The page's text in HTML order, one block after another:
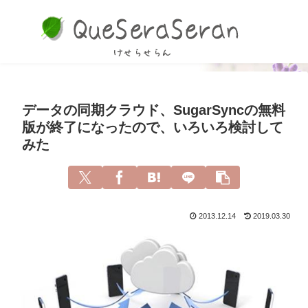
データの同期クラウド、SugarSyncの無料
版が終了になったので、いろいろ検討して
みた
2013.12.14 2019.03.30